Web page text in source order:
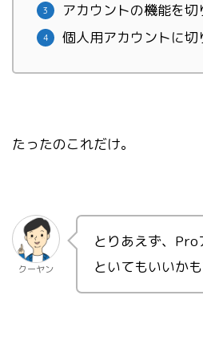
アカウントの機能を切
個人用アカウントに切
たったのこれだけ。
クーヤン
とりあえず、Pro
といてもいいか